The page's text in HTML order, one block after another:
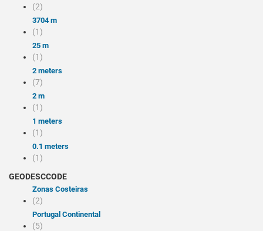
(2)
3704 m
(1)
25 m
(1)
2 meters
(7)
2 m
(1)
1 meters
(1)
0.1 meters
(1)
GEODESCCODE
Zonas Costeiras
(2)
Portugal Continental
(5)